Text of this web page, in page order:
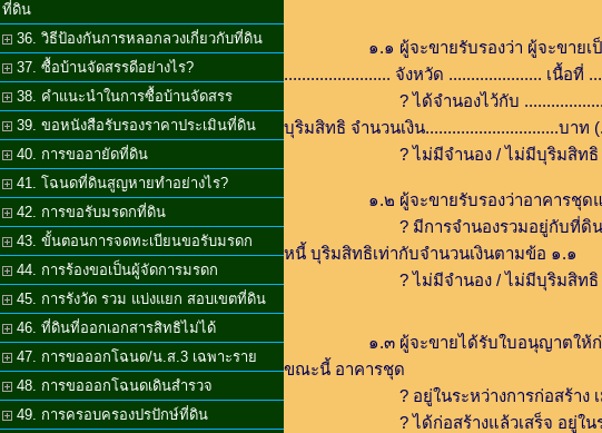
ที่ดิน
36. วิธีป้องกันการหลอกลวงเกี่ยวกับที่ดิน
37. ซื้อบ้านจัดสรรดีอย่างไร?
38. คำแนะนำในการซื้อบ้านจัดสรร
39. ขอหนังสือรับรองราคาประเมินที่ดิน
40. การขออายัดที่ดิน
41. โฉนดที่ดินสูญหายทำอย่างไร?
42. การขอรับมรดกที่ดิน
43. ขั้นตอนการจดทะเบียนขอรับมรดก
44. การร้องขอเป็นผู้จัดการมรดก
45. การรังวัด รวม แบ่งแยก สอบเขตที่ดิน
46. ที่ดินที่ออกเอกสารสิทธิไม่ได้
47. การขอออกโฉนด/น.ส.3 เฉพาะราย
48. การขอออกโฉนดเดินสำรวจ
49. การครอบครองปรปักษ์ที่ดิน
๑.๑ ผู้จะขายรับรองว่า ผู้จะขายเป็นผู้มีก
........................ จังหวัด ..................... เนื้อที่
? ได้จำนองไว้กับ
บุริมสิทธิ จำนวนเงิน..............................บาท
? ไม่มีจำนอง / ไม่มีบุริมสิทธิ
๑.๒ ผู้จะขายรับรองว่าอาคารชุดและห้
? มีการจำนองรวมอยู่กับที่ดิน ไว้กับ
หนี้ บุริมสิทธิเท่ากับจำนวนเงินตามข้อ ๑.๑
? ไม่มีจำนอง / ไม่มีบุริมสิทธิ
๑.๓ ผู้จะขายได้รับใบอนุญาตให้ก่อสร้างอ
ขณะนี้ อาคารชุด
? อยู่ในระหว่างการก่อสร้าง เมื่อได้
? ได้ก่อสร้างแล้วเสร็จ อยู่ในระหว่